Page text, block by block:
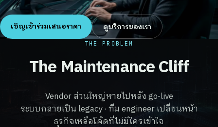
เชิญเข้าร่วมเสนอราคา ดูบริการของเรา
THE PROBLEM
The Maintenance Cliff
Vendor ส่วนใหญ่หายไปหลัง go-live
ระบบกลายเป็น legacy · ทีม engineer เปลี่ยนหน้า
ธุรกิจเหลือโค้ดที่ไม่มีใครเข้าใจ